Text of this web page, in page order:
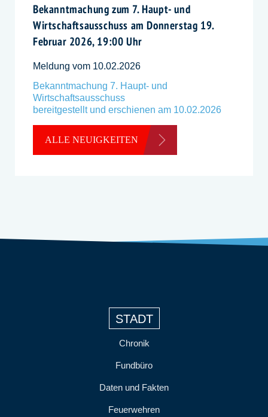
Bekanntmachung zum 7. Haupt- und
Wirtschaftsausschuss am Donnerstag 19.
Februar 2026, 19:00 Uhr
Meldung vom 10.02.2026
Bekanntmachung 7. Haupt- und
Wirtschaftsausschuss
bereitgestellt und erschienen am 10.02.2026
ALLE NEUIGKEITEN
STADT
Chronik
Fundbüro
Daten und Fakten
Feuerwehren